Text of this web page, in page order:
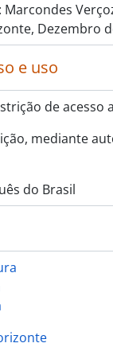
Dezembro
e uso
de acesso
mediante
do Brasil